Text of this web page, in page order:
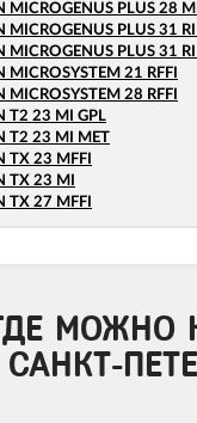
MICROGENUS PLUS 28 MI
MICROGENUS PLUS 31 RI
MICROGENUS PLUS 31 RI
MICROSYSTEM 21 RFFI
MICROSYSTEM 28 RFFI
T2 23 MI GPL
T2 23 MI MET
TX 23 MFFI
TX 23 MI
TX 27 MFFI
МОЖНО